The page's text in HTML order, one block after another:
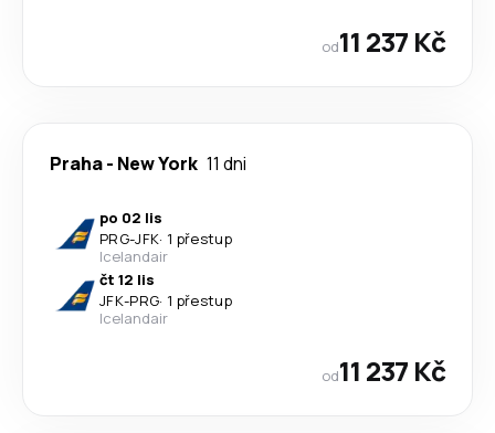
od11 237 Kč
Praha- New York 11 dni
po 02 lis
PRG-JFK· 1 přestup
Icelandair
čt 12 lis
JFK-PRG· 1 přestup
Icelandair
od11 237 Kč